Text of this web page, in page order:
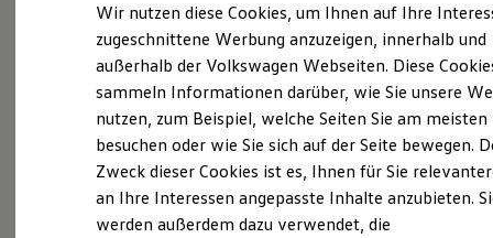
Elektroautos
ID. Tutorials
Elektrofahrzeugkonzepte
Reichweite
Reichweite der ID. Modelle
Reichweite im Winter
Laden
Laden unterwegs
Laden Zuhause
Probefahrt vereinbaren
Fahrzeugangebot anfordern
Wir nutzen diese Cookies, um Ihnen auf Ihre
zugeschnittene Werbung anzuzeigen, innerhalb und
außerhalb der Volkswagen Webseiten. Diese
sammeln Informationen darüber, wie Sie unsere
nutzen, zum Beispiel, welche Seiten Sie am meisten
besuchen oder wie Sie sich auf der Seite bewegen.
Zweck dieser Cookies ist es, Ihnen für Sie
an Ihre Interessen angepasste Inhalte anzubieten.
werden außerdem dazu verwendet, die